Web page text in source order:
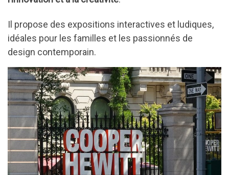
Il propose des expositions interactives et ludiques,
idéales pour les familles et les passionnés de
design contemporain.